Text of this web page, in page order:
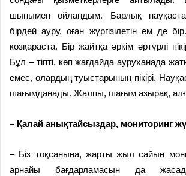
шынымен ойландым. Барлық
бірдей ауру, оған жүргізілетін ем де
көзқараста. Бір жайтқа әркім әртүрлі
Бұл – тіпті, көп жағдайда ауруханада
емес, олардың туыстарының пікірі.
шағымданады. Жалпы, шағым азырақ,
– Қалай анықтайсыздар, мониторинг
– Біз тоқсанына, жарты жыл сайын
арнайы бағдарламасын да